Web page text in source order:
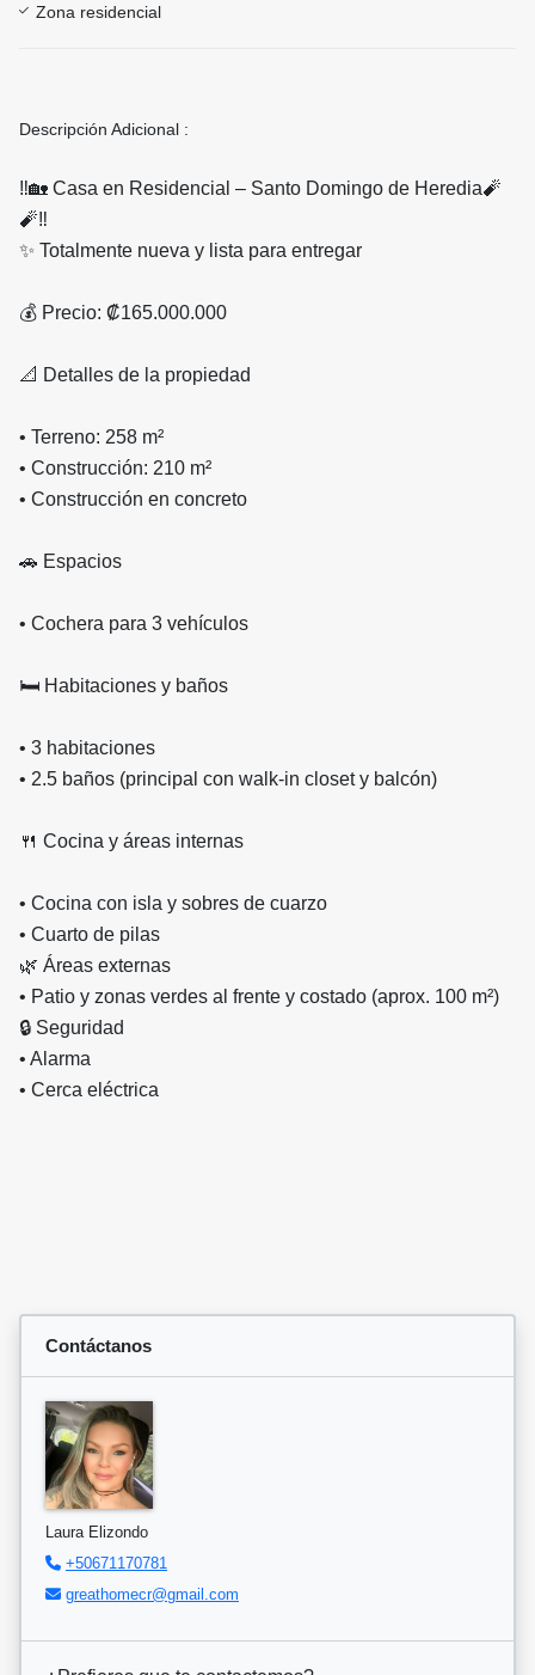
Zona residencial
Descripción Adicional :
‼️🏡 Casa en Residencial – Santo Domingo de Heredia🧨
🧨‼️
✨ Totalmente nueva y lista para entregar
💰 Precio: ₡165.000.000
📐 Detalles de la propiedad
• Terreno: 258 m²
• Construcción: 210 m²
• Construcción en concreto
🚗 Espacios
• Cochera para 3 vehículos
🛏️ Habitaciones y baños
• 3 habitaciones
• 2.5 baños (principal con walk-in closet y balcón)
🍴 Cocina y áreas internas
• Cocina con isla y sobres de cuarzo
• Cuarto de pilas
🌿 Áreas externas
• Patio y zonas verdes al frente y costado (aprox. 100 m²)
🔒 Seguridad
• Alarma
• Cerca eléctrica
Contáctanos
Laura Elizondo
+50671170781
greathomecr@gmail.com